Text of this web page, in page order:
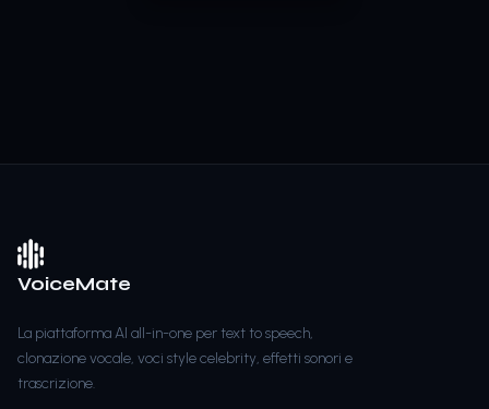
VoiceMate
La piattaforma AI all-in-one per text to speech,
clonazione vocale, voci style celebrity, effetti sonori e
trascrizione.